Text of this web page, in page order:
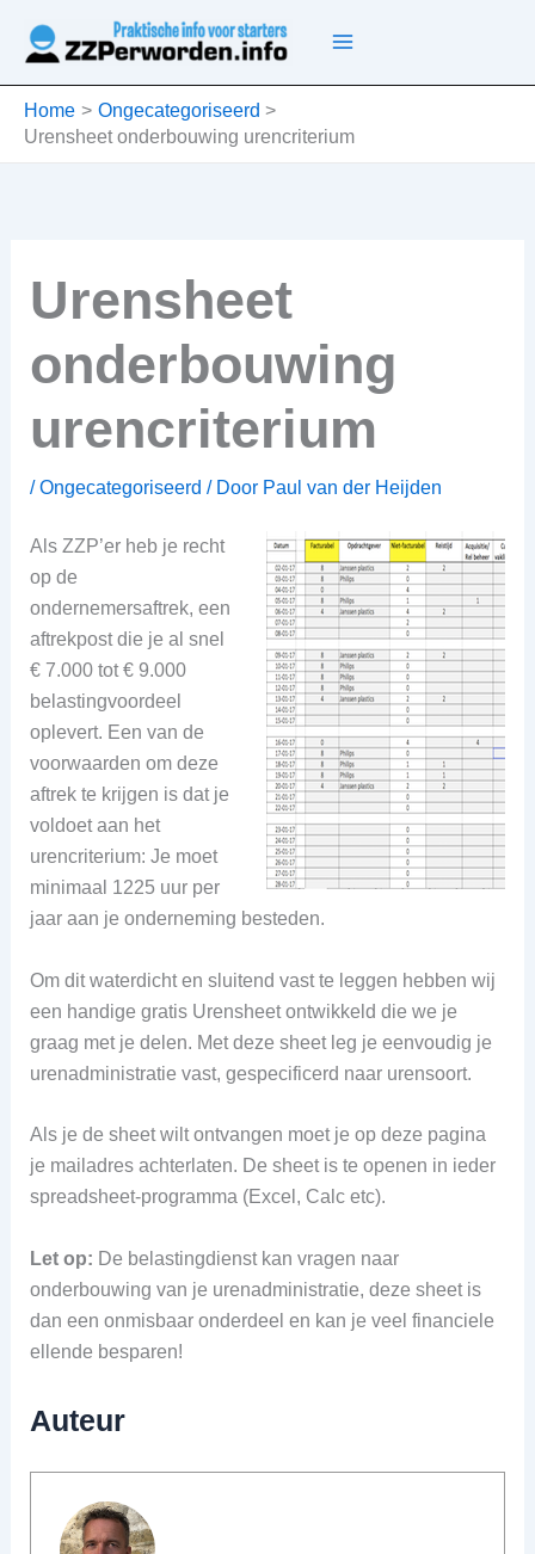
naar
inhoud
Home
Ongecategoriseerd
Urensheet onderbouwing urencriterium
Urensheet
onderbouwing
urencriterium
/Ongecategoriseerd / Door Paul van der Heijden
Als ZZP’er heb je recht
op de
ondernemersaftrek, een
aftrekpost die je al snel
€ 7.000 tot € 9.000
belastingvoordeel
oplevert. Een van de
voorwaarden om deze
aftrek te krijgen is dat je
voldoet aan het
urencriterium: Je moet
minimaal 1225 uur per
jaar aan je onderneming besteden.
Om dit waterdicht en sluitend vast te leggen hebben wij
een handige gratis Urensheet ontwikkeld die we je
graag met je delen. Met deze sheet leg je eenvoudig je
urenadministratie vast, gespecificerd naar urensoort.
Als je de sheet wilt ontvangen moet je op deze pagina
je mailadres achterlaten. De sheet is te openen in ieder
spreadsheet-programma (Excel, Calc etc).
Let op: De belastingdienst kan vragen naar
onderbouwing van je urenadministratie, deze sheet is
dan een onmisbaar onderdeel en kan je veel financiele
ellende besparen!
Auteur